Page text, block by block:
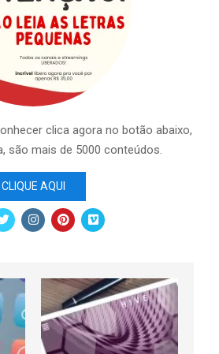
clica agora no botão abaixo,
são mais de 5000 conteúdos.
CLIQUE AQUI